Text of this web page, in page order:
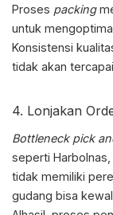
Proses packing
untuk
Konsistensi
tidak akan
4. Lonjakan
Bottleneck pick
seperti
tidak memiliki
gudang bisa